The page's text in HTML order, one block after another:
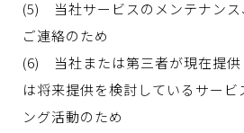
(5) 当社サービスのメンテナンス
ご連絡のため
(6) 当社または第三者が現在提供
は将来提供を検討しているサービ
ング活動のため